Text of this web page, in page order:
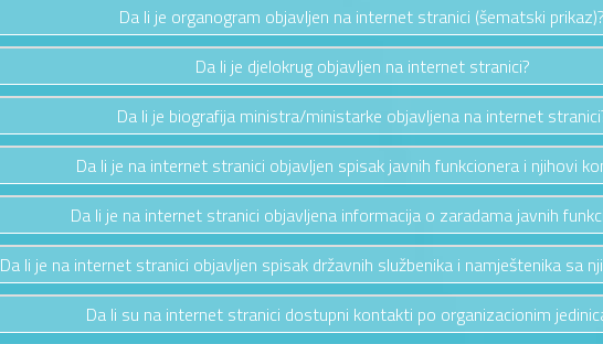
Da li je organogram objavljen na internet stranici (šematski prikaz)?
Da li je djelokrug objavljen na internet stranici?
Da li je biografija ministra/ministarke objavljena na internet
Da li je na internet stranici objavljen spisak javnih funkcionera i njihovi
Da li je na internet stranici objavljena informacija o zaradama javnih
Da li je na internet stranici objavljen spisak državnih službenika i namještenika sa
Da li su na internet stranici dostupni kontakti po organizacionim